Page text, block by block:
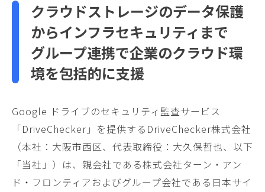
クラウドストレージのデータ保護
からインフラセキュリティまで
グループ連携で企業のクラウド環
境を包括的に支援
Google ドライブのセキュリティ監査サービス
「DriveChecker」を提供するDriveChecker株式会社
（本社：大阪市西区、代表取締役：大久保哲也、以下
「当社」）は、親会社である株式会社ターン・アン
ド・フロンティアおよびグループ会社である日本サイ